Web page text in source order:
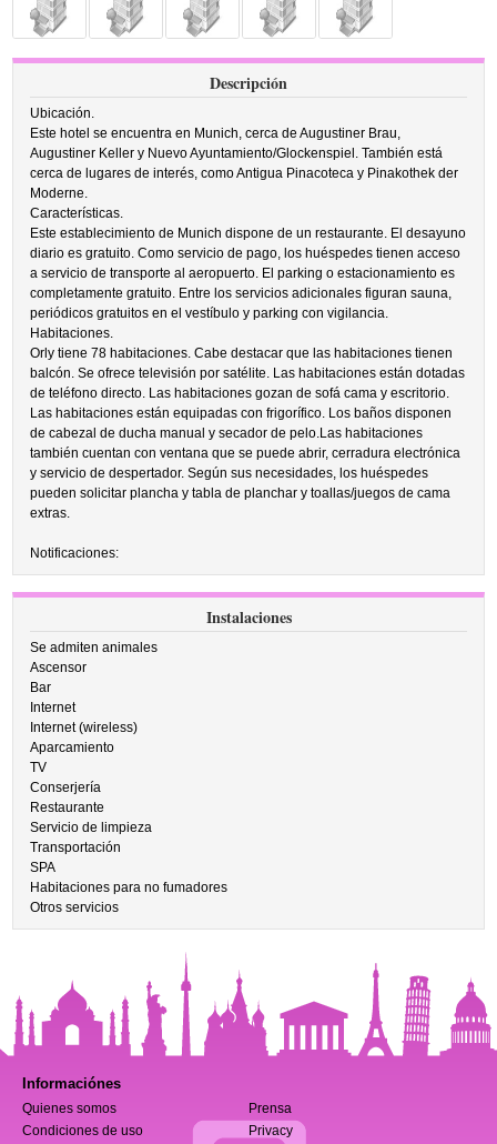
Descripción
Ubicación.
Este hotel se encuentra en Munich, cerca de Augustiner Brau,
Augustiner Keller y Nuevo Ayuntamiento/Glockenspiel. También está
cerca de lugares de interés, como Antigua Pinacoteca y Pinakothek der
Moderne.
Características.
Este establecimiento de Munich dispone de un restaurante. El desayuno
diario es gratuito. Como servicio de pago, los huéspedes tienen acceso
a servicio de transporte al aeropuerto. El parking o estacionamiento es
completamente gratuito. Entre los servicios adicionales figuran sauna,
periódicos gratuitos en el vestíbulo y parking con vigilancia.
Habitaciones.
Orly tiene 78 habitaciones. Cabe destacar que las habitaciones tienen
balcón. Se ofrece televisión por satélite. Las habitaciones están dotadas
de teléfono directo. Las habitaciones gozan de sofá cama y escritorio.
Las habitaciones están equipadas con frigorífico. Los baños disponen
de cabezal de ducha manual y secador de pelo.Las habitaciones
también cuentan con ventana que se puede abrir, cerradura electrónica
y servicio de despertador. Según sus necesidades, los huéspedes
pueden solicitar plancha y tabla de planchar y toallas/juegos de cama
extras.
Notificaciones:
Instalaciones
Se admiten animales
Ascensor
Bar
Internet
Internet (wireless)
Aparcamiento
TV
Conserjería
Restaurante
Servicio de limpieza
Transportación
SPA
Habitaciones para no fumadores
Otros servicios
Informaciónes
Quienes somos
Prensa
Condiciones de uso
Privacy